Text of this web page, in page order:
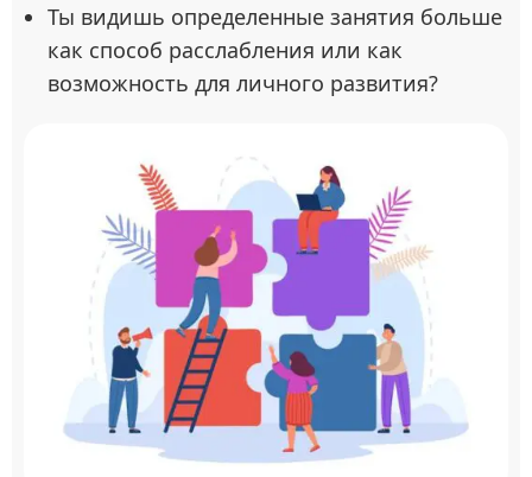
Ты видишь определенные занятия больше
как способ расслабления или как
возможность для личного развития?